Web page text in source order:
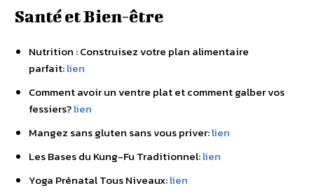
Santé et Bien-être
Nutrition : Construisez votre plan alimentaire
parfait:lien
Comment avoir un ventre plat et comment galber vos
fessiers?lien
Mangez sans gluten sans vous priver:lien
Les Bases du Kung-Fu Traditionnel:lien
Yoga Prénatal Tous Niveaux:lien